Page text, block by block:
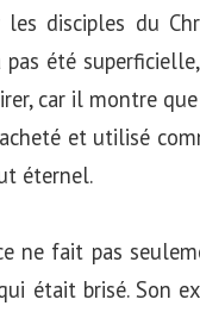
les disciples du
pas été
car il montre que
et utilisé
éternel.
ne fait pas
était brisé. Son